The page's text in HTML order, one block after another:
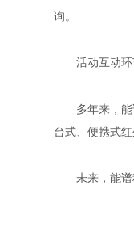
询。
活动互动
多年来，
台式、便携式红
未来，能